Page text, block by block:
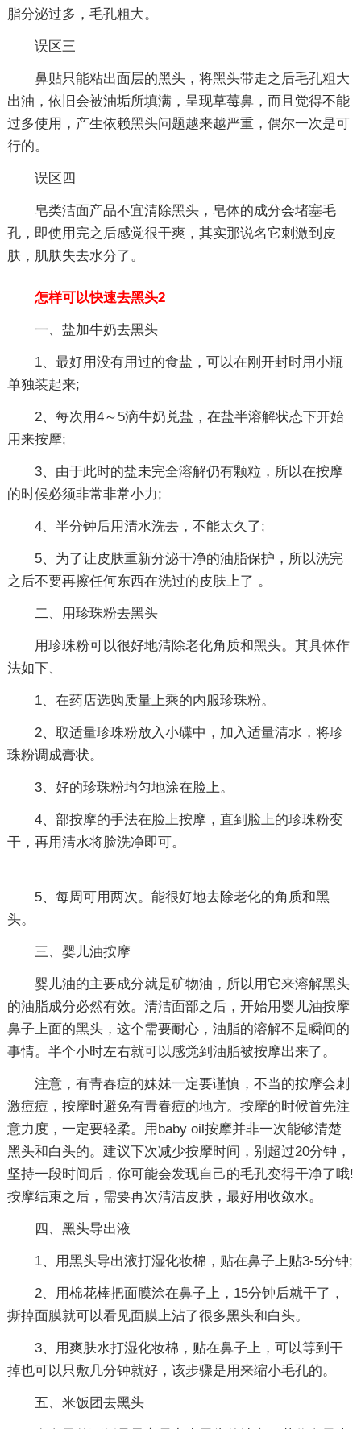
脂分泌过多，毛孔粗大。
误区三
鼻贴只能粘出面层的黑头，将黑头带走之后毛孔粗大
出油，依旧会被油垢所填满，呈现草莓鼻，而且觉得不能
过多使用，产生依赖黑头问题越来越严重，偶尔一次是可
行的。
误区四
皂类洁面产品不宜清除黑头，皂体的成分会堵塞毛
孔，即使用完之后感觉很干爽，其实那说名它刺激到皮
肤，肌肤失去水分了。
怎样可以快速去黑头2
一、盐加牛奶去黑头
1、最好用没有用过的食盐，可以在刚开封时用小瓶
单独装起来;
2、每次用4～5滴牛奶兑盐，在盐半溶解状态下开始
用来按摩;
3、由于此时的盐未完全溶解仍有颗粒，所以在按摩
的时候必须非常非常小力;
4、半分钟后用清水洗去，不能太久了;
5、为了让皮肤重新分泌干净的油脂保护，所以洗完
之后不要再擦任何东西在洗过的皮肤上了 。
二、用珍珠粉去黑头
用珍珠粉可以很好地清除老化角质和黑头。其具体作
法如下、
1、在药店选购质量上乘的内服珍珠粉。
2、取适量珍珠粉放入小碟中，加入适量清水，将珍
珠粉调成膏状。
3、好的珍珠粉均匀地涂在脸上。
4、部按摩的手法在脸上按摩，直到脸上的珍珠粉变
干，再用清水将脸洗净即可。
5、每周可用两次。能很好地去除老化的角质和黑
头。
三、婴儿油按摩
婴儿油的主要成分就是矿物油，所以用它来溶解黑头
的油脂成分必然有效。清洁面部之后，开始用婴儿油按摩
鼻子上面的黑头，这个需要耐心，油脂的溶解不是瞬间的
事情。半个小时左右就可以感觉到油脂被按摩出来了。
注意，有青春痘的妹妹一定要谨慎，不当的按摩会刺
激痘痘，按摩时避免有青春痘的地方。按摩的时候首先注
意力度，一定要轻柔。用baby oil按摩并非一次能够清楚
黑头和白头的。建议下次减少按摩时间，别超过20分钟，
坚持一段时间后，你可能会发现自己的毛孔变得干净了哦!
按摩结束之后，需要再次清洁皮肤，最好用收敛水。
四、黑头导出液
1、用黑头导出液打湿化妆棉，贴在鼻子上贴3-5分钟;
2、用棉花棒把面膜涂在鼻子上，15分钟后就干了，
撕掉面膜就可以看见面膜上沾了很多黑头和白头。
3、用爽肤水打湿化妆棉，贴在鼻子上，可以等到干
掉也可以只敷几分钟就好，该步骤是用来缩小毛孔的。
五、米饭团去黑头